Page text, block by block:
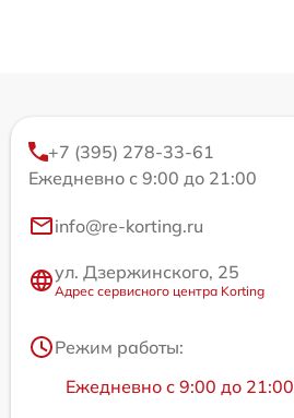
+7 (395) 278-33-61
Ежедневно с 9:00 до 21:00
info@re-korting.ru
ул. Дзержинского, 25
Адрес сервисного центра Korting
Режим работы:
Ежедневно с 9:00 до 21:00